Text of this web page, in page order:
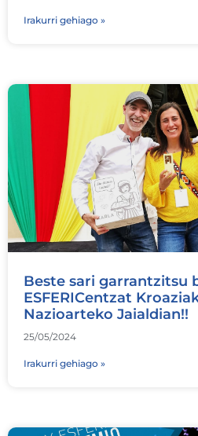
Irakurri gehiago »
Beste sari garrantzitsu
ESFERICentzat
Nazioarteko Jaialdian!!
25/05/2024
Irakurri gehiago »